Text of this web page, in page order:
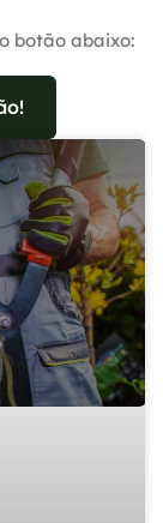
botão abaixo: